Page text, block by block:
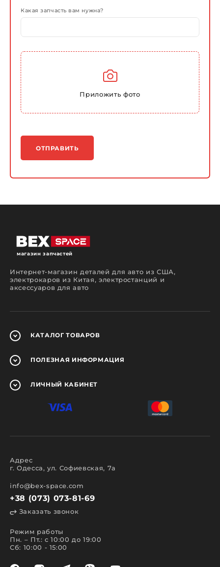
Какая запчасть вам нужна?
Приложить фото
ОТПРАВИТЬ
магазин запчастей
Интернет-магазин деталей для авто из США,
электрокаров из Китая, электростанций и
аксессуаров для авто
КАТАЛОГ ТОВАРОВ
ПОЛЕЗНАЯ ИНФОРМАЦИЯ
ЛИЧНЫЙ КАБИНЕТ
Адрес
г. Одесса, ул. Софиевская, 7а
info@bex-space.com
+38 (073) 073-81-69
Заказать звонок
Режим работы
Пн. – Пт.: с 10:00 до 19:00
Сб: 10:00 - 15:00